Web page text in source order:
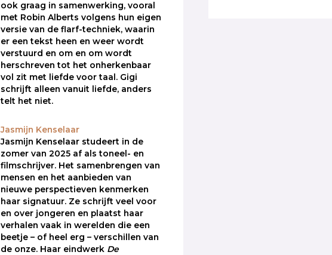
ook graag in samenwerking, vooral
met Robin Alberts volgens hun eigen
versie van de flarf-techniek, waarin
er een tekst heen en weer wordt
verstuurd en om en om wordt
herschreven tot het onherkenbaar
vol zit met liefde voor taal. Gigi
schrijft alleen vanuit liefde, anders
telt het niet.
Jasmijn Kenselaar
Jasmijn Kenselaar studeert in de
zomer van 2025 af als toneel- en
filmschrijver. Het samenbrengen van
mensen en het aanbieden van
nieuwe perspectieven kenmerken
haar signatuur. Ze schrijft veel voor
en over jongeren en plaatst haar
verhalen vaak in werelden die een
beetje – of heel erg – verschillen van
de onze. Haar eindwerk De